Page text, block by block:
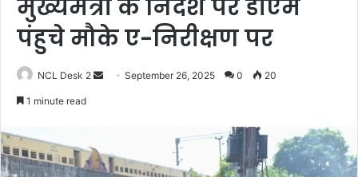
मुख्यमंत्री के निर्देश पर डीएम
पंहुचे मौके ए-निरीक्षण पर
NCL Desk 2
a
n
September 26, 2025 0 20
1 minute read